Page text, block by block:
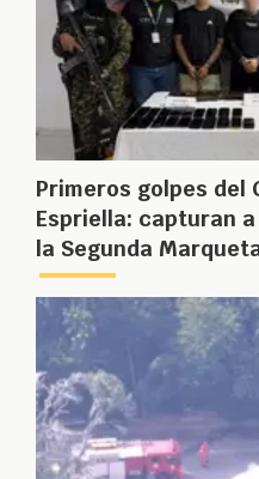
Primeros golpes del
Espriella: capturan a
la Segunda